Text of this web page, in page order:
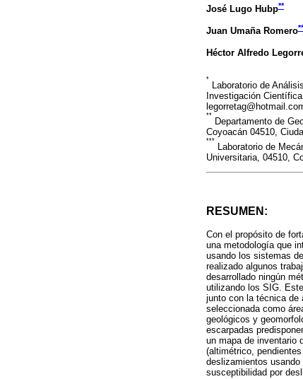
José Lugo Hubp**
Juan Umaña Romero
Héctor Alfredo
*
Laboratorio de
Investigación
**
Departamento de
Coyoacán 04510,
***
Laboratorio de
Universitaria, 04510,
RESUMEN:
Con el propósito de
una metodología que
usando los sistemas
realizado algunos
desarrollado ningún
utilizando los SIG.
junto con la técnica de
seleccionada como
geológicos y
escarpadas
un mapa de inventario
(altimétrico,
deslizamientos
susceptibilidad por